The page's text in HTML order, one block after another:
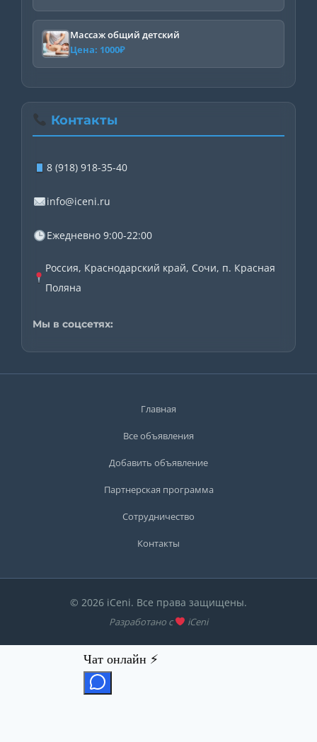
Массаж общий детский
Цена: 1000₽
Контакты
8 (918) 918-35-40
info@iceni.ru
Ежедневно 9:00-22:00
Россия, Краснодарский край, Сочи, п. Красная
Поляна
Мы в соцсетях:
Главная
Все объявления
Добавить объявление
Партнерская программа
Сотрудничество
Контакты
© 2026 iCeni. Все права защищены.
Разработано с iCeni